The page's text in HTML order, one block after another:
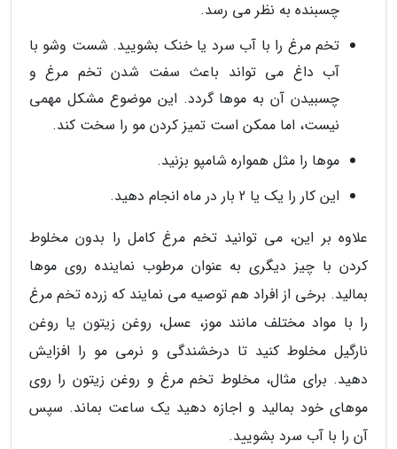
چسبنده به نظر می رسد.
تخم مرغ را با آب سرد یا خنک بشویید. شست وشو با
آب داغ می تواند باعث سفت شدن تخم مرغ و
چسبیدن آن به موها گردد. این موضوع مشکل مهمی
نیست، اما ممکن است تمیز کردن مو را سخت کند.
موها را مثل همواره شامپو بزنید.
این کار را یک یا 2 بار در ماه انجام دهید.
علاوه بر این، می توانید تخم مرغ کامل را بدون مخلوط
کردن با چیز دیگری به عنوان مرطوب نماینده روی موها
بمالید. برخی از افراد هم توصیه می نمایند که زرده تخم مرغ
را با مواد مختلف مانند موز، عسل، روغن زیتون یا روغن
نارگیل مخلوط کنید تا درخشندگی و نرمی مو را افزایش
دهید. برای مثال، مخلوط تخم مرغ و روغن زیتون را روی
موهای خود بمالید و اجازه دهید یک ساعت بماند. سپس
آن را با آب سرد بشویید.